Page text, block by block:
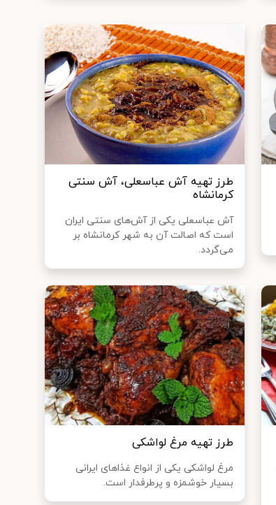
طرز تهیه آش عباسعلی، آش سنتی
کرمانشاه
آش عباسعلی یکی از آش‌های سنتی ایران
است که اصالت آن به شهر کرمانشاه بر
می‌گردد.
طرز تهیه مرغ لواشکی
مرغ لواشکی یکی از انواع غذاهای ایرانی
بسیار خوشمزه و پرطرفدار است.